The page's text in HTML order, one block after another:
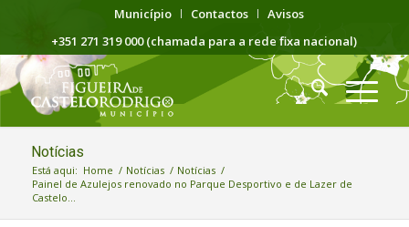
Município Contactos
Avisos
+351 271 319 000 (chamada para a rede fixa nacional)
Notícias
Está aqui: Home / Notícias / Notícias /
Painel de Azulejos renovado no Parque Desportivo e de Lazer de
Castelo...